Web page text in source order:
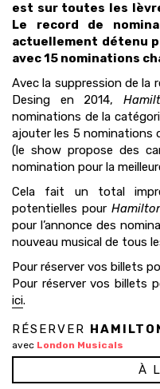
est sur toutes les
Le record de
actuellement détenu
avec 15 nominations
Avec la suppression de la
Desing en 2014,
nominations de la
ajouter les 5 nominations
(le show propose des
nomination pour la
Cela fait un total
potentielles pour
pour l’annonce des
nouveau musical de tous
Pour réserver vos billets
Pour réserver vos billets
ici.
RÉSERVER
avec London Musicals
À